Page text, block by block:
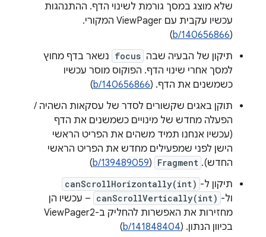
שלא מוצג במסך גורמת לשינוי הדף. ההתנהגות
עכשיו עקבית עם ViewPager המקורי.
(
b/140656866
)
תיקון של הבעיה שבה focus נשאר בדף מחוץ
למסך אחרי שינוי הדף. הפוקוס מוסר עכשיו
כשמשנים את הדף. (b/140656866
)
תוקן באגים שקשורים לסדר של עסקאות השהיה /
הפעלה מחדש של מינויים כשמשנים את הדף
(עכשיו אנחנו תמיד משהים את הפריט הראשי
הישן לפני שמפעילים מחדש את הפריט הראשי
החדש). Fragment
(
b/139489059
)
תיקון ל- canScrollHorizontally(int)
ול- canScrollVertically(int) – עכשיו הן
מחזירות את האפשרות להחליק ב-ViewPager2
בכיוון הנתון. (b/141848404
)